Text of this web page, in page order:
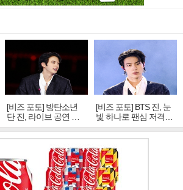
[비즈 포토] 방탄소년
단 진, 라이브 공연 중
빛나는 독보적 아우라
[비즈 포토] BTS 진, 눈
빛 하나로 팬심 저격…
독보적 카리스마